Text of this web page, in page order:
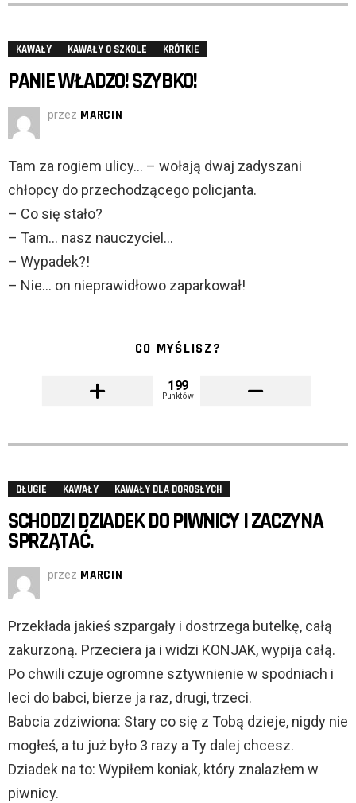
KAWAŁY KAWAŁY O SZKOLE KRÓTKIE
PANIE WŁADZO! SZYBKO!
przez MARCIN
Tam za rogiem ulicy… – wołają dwaj zadyszani
chłopcy do przechodzącego policjanta.
– Co się stało?
– Tam… nasz nauczyciel…
– Wypadek?!
– Nie… on nieprawidłowo zaparkował!
CO MYŚLISZ?
199
Punktów
DŁUGIE KAWAŁY KAWAŁY DLA DOROSŁYCH
SCHODZI DZIADEK DO PIWNICY I ZACZYNA
SPRZĄTAĆ.
przez MARCIN
Przekłada jakieś szpargały i dostrzega butelkę, całą
zakurzoną. Przeciera ja i widzi KONJAK, wypija całą.
Po chwili czuje ogromne sztywnienie w spodniach i
leci do babci, bierze ja raz, drugi, trzeci.
Babcia zdziwiona: Stary co się z Tobą dzieje, nigdy nie
mogłeś, a tu już było 3 razy a Ty dalej chcesz.
Dziadek na to: Wypiłem koniak, który znalazłem w
piwnicy.